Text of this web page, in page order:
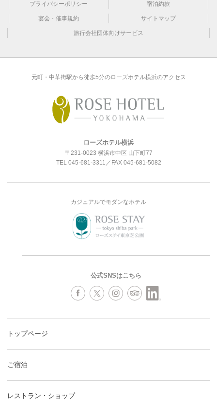
プライバシーポリシー 宿泊約款
宴会・催事規約 サイトマップ
旅行会社団体向けサービス
元町・中華街駅から徒歩5分のローズホテル横浜のアクセス
ローズホテル横浜
〒231-0023 横浜市中区 山下町77
TEL 045-681-3311 ／FAX 045-681-5082
カジュアルでモダンなホテル
公式SNSはこちら
トップページ
ご宿泊
レストラン・ショップ